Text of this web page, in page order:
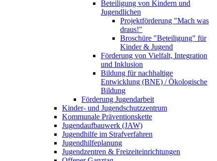
Beteiligung von Kindern und
Jugendlichen
Projektförderung "Mach was
draus!"
Broschüre "Beteiligung" für
Kinder & Jugend
Förderung von Vielfalt, Integration
und Inklusion
Bildung für nachhaltige
Entwicklung (BNE) / Ökologische
Bildung
Förderung Jugendarbeit
Kinder- und Jugendschutzzentrum
Kommunale Präventionskette
Jugendaufbauwerk (JAW)
Jugendhilfe im Strafverfahren
Jugendhilfeplanung
Jugendzentren & Freizeiteinrichtungen